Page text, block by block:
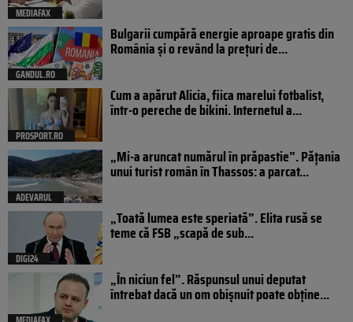
MEDIAFAX
GANDUL.RO
Bulgarii cumpără energie aproape gratis din
România și o revând la prețuri de...
PROSPORT.RO
Cum a apărut Alicia, fiica marelui fotbalist,
într-o pereche de bikini. Internetul a...
ADEVARUL
„Mi-a aruncat numărul în prăpastie”. Pățania
unui turist român în Thassos: a parcat...
DIGI24
„Toată lumea este speriată”. Elita rusă se
teme că FSB „scapă de sub...
„În niciun fel”. Răspunsul unui deputat
întrebat dacă un om obișnuit poate obține...